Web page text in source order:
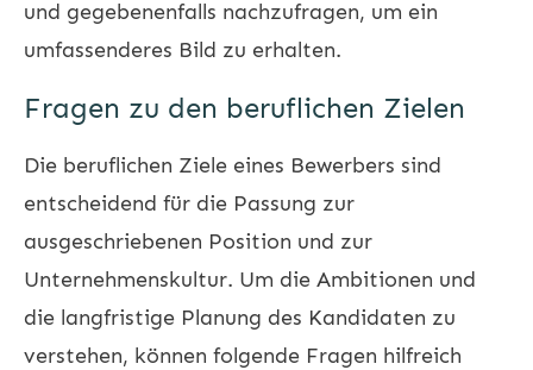
und gegebenenfalls nachzufragen, um ein
umfassenderes Bild zu erhalten.
Fragen zu den beruflichen Zielen
Die beruflichen Ziele eines Bewerbers sind
entscheidend für die Passung zur
ausgeschriebenen Position und zur
Unternehmenskultur. Um die Ambitionen und
die langfristige Planung des Kandidaten zu
verstehen, können folgende Fragen hilfreich